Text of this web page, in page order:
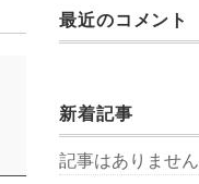
最近のコメント
新着記事
記事はありません